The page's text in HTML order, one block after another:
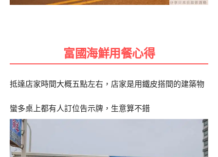
富國海鮮用餐心得
抵達店家時間大概五點左右，店家是用鐵皮搭間的建築物
蠻多桌上都有人訂位告示牌，生意算不錯